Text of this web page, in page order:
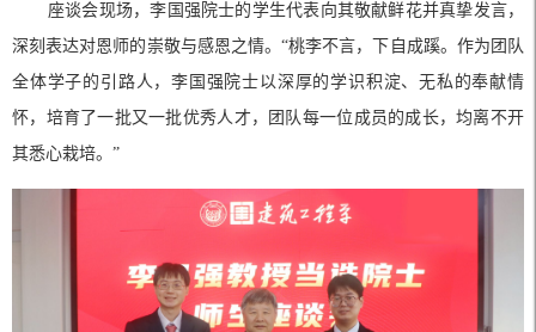
座谈会现场，李国强院士的学生代表向其敬献鲜花并真挚发言，
深刻表达对恩师的崇敬与感恩之情。“桃李不言，下自成蹊。作为团队
全体学子的引路人，李国强院士以深厚的学识积淀、无私的奉献情
怀，培育了一批又一批优秀人才，团队每一位成员的成长，均离不开
其悉心栽培。”